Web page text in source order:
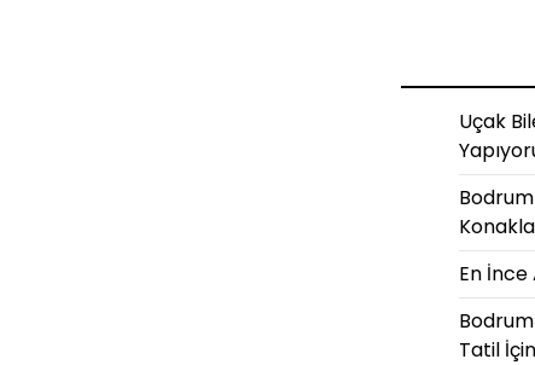
Uçak
En İnce
Tatil